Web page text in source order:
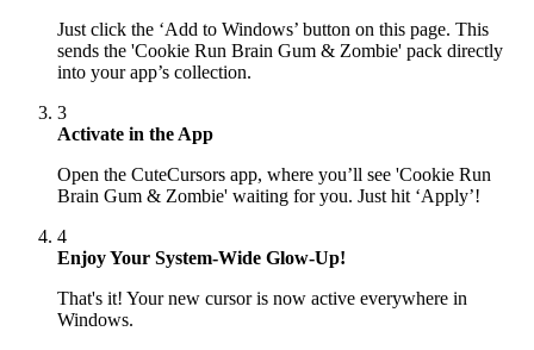
Just click the ‘Add to Windows’ button on this page. This
sends the 'Cookie Run Brain Gum & Zombie' pack directly
into your app’s collection.
3
Activate in the App
Open the CuteCursors app, where you’ll see 'Cookie Run
Brain Gum & Zombie' waiting for you. Just hit ‘Apply’!
4
Enjoy Your System-Wide Glow-Up!
That's it! Your new cursor is now active everywhere in
Windows.